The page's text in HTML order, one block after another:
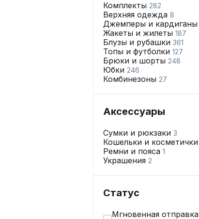
Комплекты 282
Верхняя одежда 8
Джемперы и кардиганы
Жакеты и жилеты 187
Блузы и рубашки 361
Топы и футболки 127
Брюки и шорты 248
Юбки 246
Комбинезоны 27
Аксессуары
Сумки и рюкзаки 3
Кошельки и косметички
Ремни и пояса 1
Украшения 2
Статус
Мгновенная отправка